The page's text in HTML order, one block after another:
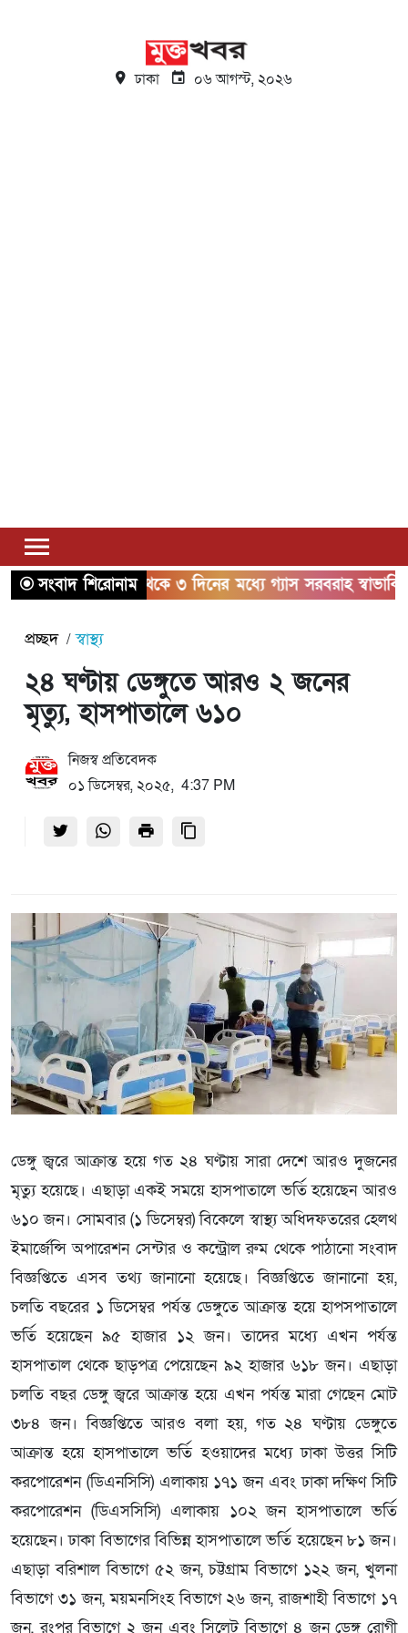
ঢাকা ০৬ আগস্ট, ২০২৬
সংবাদ শিরোনাম
২ থেকে ৩ দিনের মধ্যে গ্যাস সরবরাহ স্বাভাবিক হবে:
প্রচ্ছদ স্বাস্থ্য
২৪ ঘণ্টায় ডেঙ্গুতে আরও ২ জনের
মৃত্যু, হাসপাতালে ৬১০
নিজস্ব প্রতিবেদক
০১ ডিসেম্বর, ২০২৫, 4:37 PM
ডেঙ্গু জ্বরে আক্রান্ত হয়ে গত ২৪ ঘণ্টায় সারা দেশে আরও দুজনের
মৃত্যু হয়েছে। এছাড়া একই সময়ে হাসপাতালে ভর্তি হয়েছেন আরও
৬১০ জন। সোমবার (১ ডিসেম্বর) বিকেলে স্বাস্থ্য অধিদফতরের হেলথ
ইমার্জেন্সি অপারেশন সেন্টার ও কন্ট্রোল রুম থেকে পাঠানো সংবাদ
বিজ্ঞপ্তিতে এসব তথ্য জানানো হয়েছে। বিজ্ঞপ্তিতে জানানো হয়,
চলতি বছরের ১ ডিসেম্বর পর্যন্ত ডেঙ্গুতে আক্রান্ত হয়ে হাপসপাতালে
ভর্তি হয়েছেন ৯৫ হাজার ১২ জন। তাদের মধ্যে এখন পর্যন্ত
হাসপাতাল থেকে ছাড়পত্র পেয়েছেন ৯২ হাজার ৬১৮ জন। এছাড়া
চলতি বছর ডেঙ্গু জ্বরে আক্রান্ত হয়ে এখন পর্যন্ত মারা গেছেন মোট
৩৮৪ জন। বিজ্ঞপ্তিতে আরও বলা হয়, গত ২৪ ঘণ্টায় ডেঙ্গুতে
আক্রান্ত হয়ে হাসপাতালে ভর্তি হওয়াদের মধ্যে ঢাকা উত্তর সিটি
করপোরেশন (ডিএনসিসি) এলাকায় ১৭১ জন এবং ঢাকা দক্ষিণ সিটি
করপোরেশন (ডিএসসিসি) এলাকায় ১০২ জন হাসপাতালে ভর্তি
হয়েছেন। ঢাকা বিভাগের বিভিন্ন হাসপাতালে ভর্তি হয়েছেন ৮১ জন।
এছাড়া বরিশাল বিভাগে ৫২ জন, চট্টগ্রাম বিভাগে ১২২ জন, খুলনা
বিভাগে ৩১ জন, ময়মনসিংহ বিভাগে ২৬ জন, রাজশাহী বিভাগে ১৭
জন, রংপুর বিভাগে ২ জন এবং সিলেট বিভাগে ৪ জন ডেঙ্গু রোগী